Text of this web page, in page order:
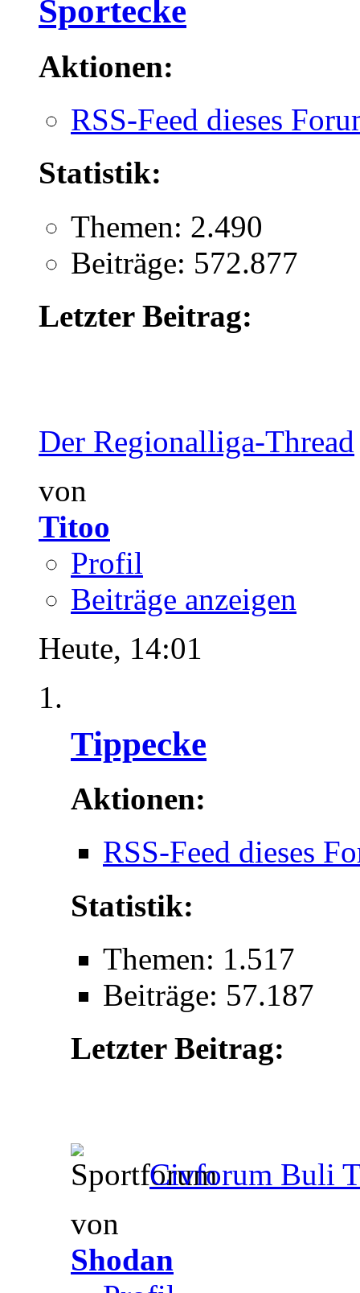
Sportecke
Aktionen:
RSS-Feed dieses
Statistik:
Themen: 2.490
Beiträge: 572.877
Letzter Beitrag:
Der Regionalliga-Thread
von
Titoo
Profil
Beiträge anzeigen
Heute, 14:01
Tippecke
Aktionen:
RSS-Feed dieses
Statistik:
Themen: 1.517
Beiträge: 57.187
Letzter Beitrag:
Civforum Buli
von
Shodan